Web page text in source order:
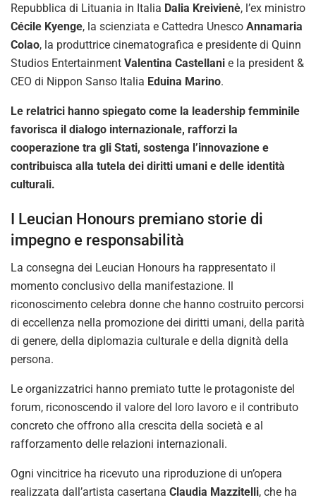
Repubblica di Lituania in Italia Dalia Kreivienė, l’ex ministro
Cécile Kyenge, la scienziata e Cattedra Unesco Annamaria
Colao, la produttrice cinematografica e presidente di Quinn
Studios Entertainment Valentina Castellani e la president &
CEO di Nippon Sanso Italia Eduina Marino.
Le relatrici hanno spiegato come la leadership femminile
favorisca il dialogo internazionale, rafforzi la
cooperazione tra gli Stati, sostenga l’innovazione e
contribuisca alla tutela dei diritti umani e delle identità
culturali.
I Leucian Honours premiano storie di
impegno e responsabilità
La consegna dei Leucian Honours ha rappresentato il
momento conclusivo della manifestazione. Il
riconoscimento celebra donne che hanno costruito percorsi
di eccellenza nella promozione dei diritti umani, della parità
di genere, della diplomazia culturale e della dignità della
persona.
Le organizzatrici hanno premiato tutte le protagoniste del
forum, riconoscendo il valore del loro lavoro e il contributo
concreto che offrono alla crescita della società e al
rafforzamento delle relazioni internazionali.
Ogni vincitrice ha ricevuto una riproduzione di un’opera
realizzata dall’artista casertana Claudia Mazzitelli, che ha